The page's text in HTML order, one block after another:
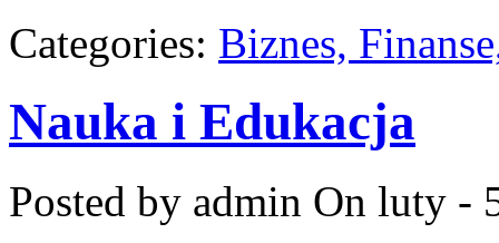
Categories: Biznes,
Nauka i Edukacja
Posted by admin On luty -